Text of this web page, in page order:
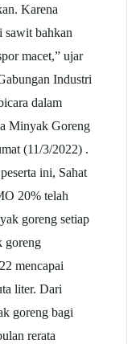
Karena
bahkan
macet,” ujar
Industri
dalam
Minyak Goreng
(11/3/2022) .
ini, Sahat
20% telah
goreng setiap
goreng
mencapai
liter. Dari
goreng bagi
rerata